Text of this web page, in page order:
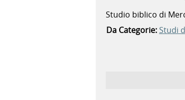
Studio biblico di
Da Categorie: Studi